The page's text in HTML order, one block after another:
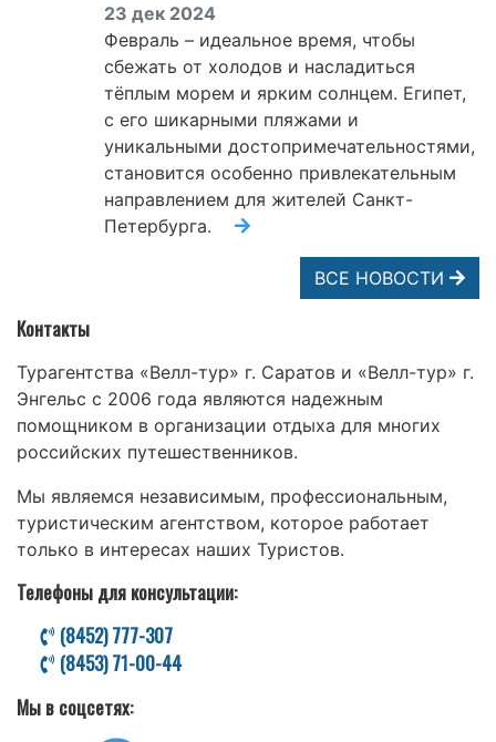
23 дек 2024
Февраль – идеальное время, чтобы
сбежать от холодов и насладиться
тёплым морем и ярким солнцем. Египет,
с его шикарными пляжами и
уникальными достопримечательностями,
становится особенно привлекательным
направлением для жителей Санкт-
Петербурга.
ВСЕ НОВОСТИ
Контакты
Турагентства «Велл-тур» г. Саратов и «Велл-тур» г.
Энгельс с 2006 года являются надежным
помощником в организации отдыха для многих
российских путешественников.
Мы являемся независимым, профессиональным,
туристическим агентством, которое работает
только в интересах наших Туристов.
Телефоны для консультации:
(8452) 777-307
(8453) 71-00-44
Мы в соцсетях: